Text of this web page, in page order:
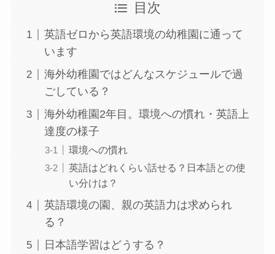
目次
英語ゼロから英語環境の幼稚園に通って
います
海外幼稚園ではどんなスケジュールで過
ごしている？
海外幼稚園2年目。環境への慣れ・英語上
達度の様子
環境への慣れ
英語はどれくらい話せる？日本語との使
い分けは？
英語環境の園、親の英語力は求められ
る？
日本語学習はどうする？